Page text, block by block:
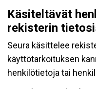
Käsiteltävät
rekisterin
Seura käsittelee
käyttötarkoituksen
henkilötietoja tai